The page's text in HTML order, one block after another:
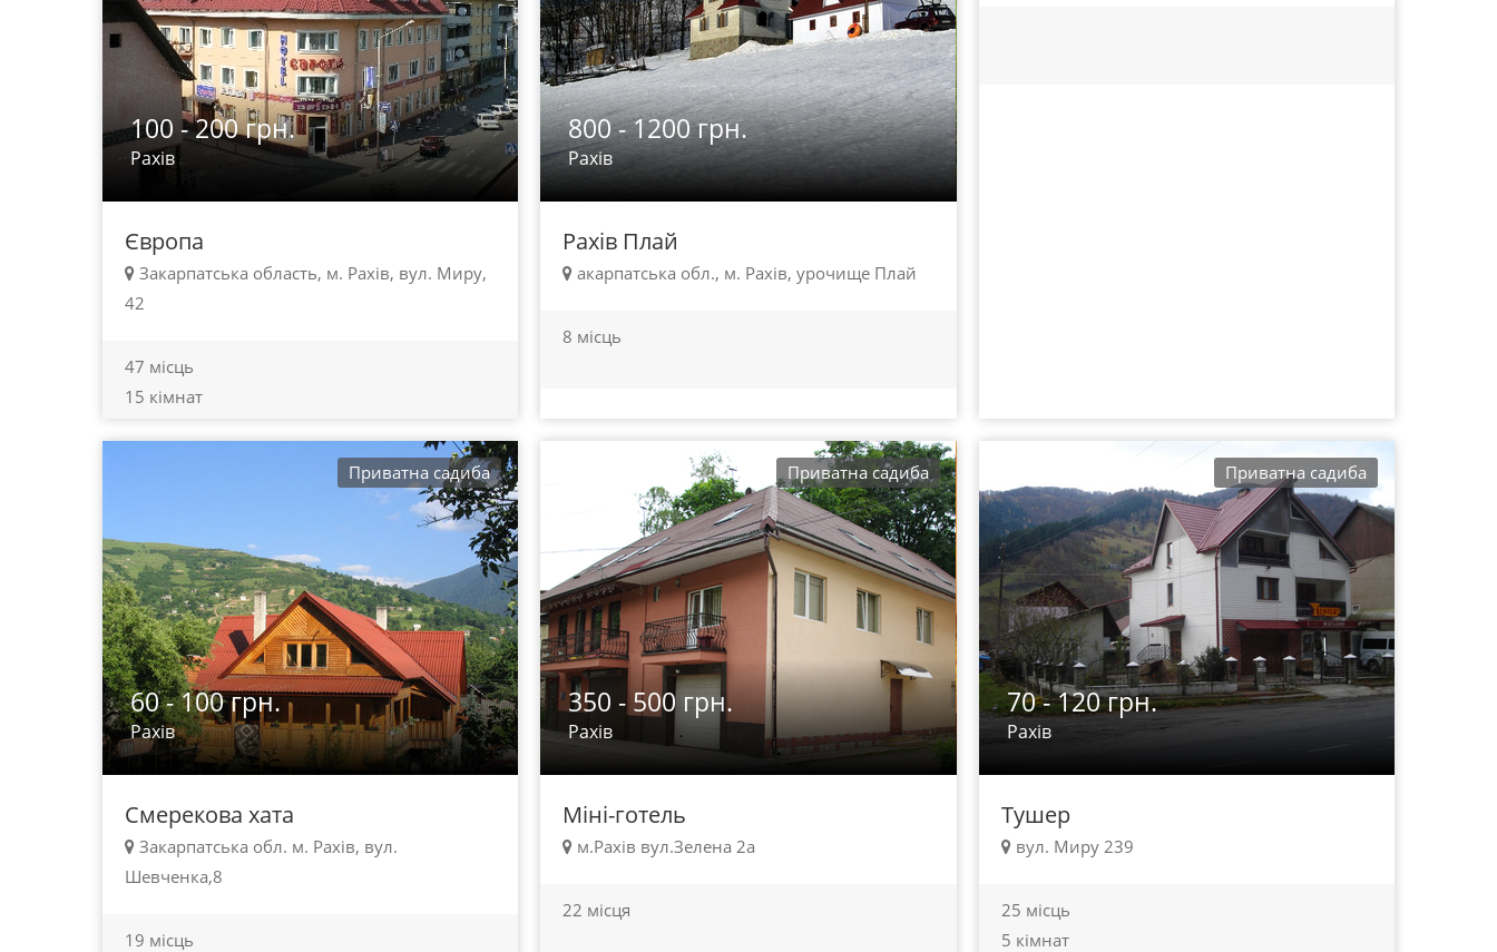
100 - 200 грн.
Рахів
Європа
Закарпатська область, м. Рахів, вул. Миру,
42
47 місць
15 кімнат
800 - 1200 грн.
Рахів
Рахів Плай
акарпатська обл., м. Рахів, урочище Плай
8 місць
60 - 100 грн.
Рахів
Смерекова хата
Закарпатська обл. м. Рахів, вул.
Шевченка,8
19 місць
Приватна садиба
350 - 500 грн.
Рахів
Міні-готель
м.Рахів вул.Зелена 2а
22 місця
Приватна садиба
70 - 120 грн.
Рахів
Тушер
вул. Миру 239
25 місць
5 кімнат
Приватна садиба